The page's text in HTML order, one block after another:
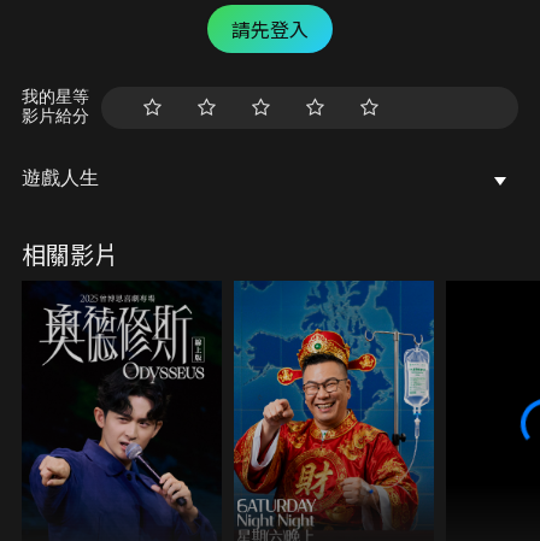
請先登入
我的星等
影片給分
遊戲人生
相關影片